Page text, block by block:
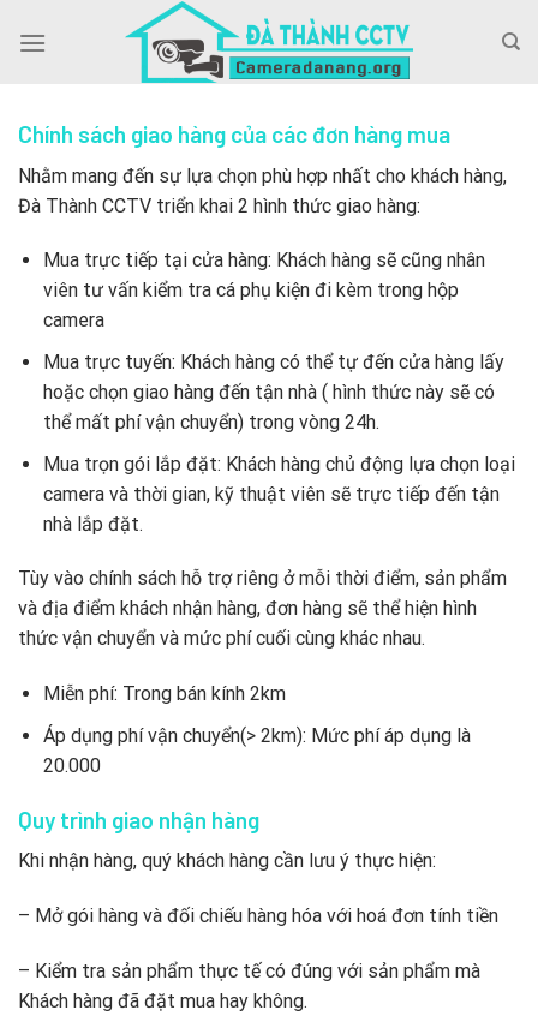
Chính sách giao hàng của các đơn hàng mua
Nhằm mang đến sự lựa chọn phù hợp nhất cho khách hàng,
Đà Thành CCTV triển khai 2 hình thức giao hàng:
Mua trực tiếp tại cửa hàng: Khách hàng sẽ cũng nhân
viên tư vấn kiểm tra cá phụ kiện đi kèm trong hộp
camera
Mua trực tuyến: Khách hàng có thể tự đến cửa hàng lấy
hoặc chọn giao hàng đến tận nhà ( hình thức này sẽ có
thể mất phí vận chuyển) trong vòng 24h.
Mua trọn gói lắp đặt: Khách hàng chủ động lựa chọn loại
camera và thời gian, kỹ thuật viên sẽ trực tiếp đến tận
nhà lắp đặt.
Tùy vào chính sách hỗ trợ riêng ở mỗi thời điểm, sản phẩm
và địa điểm khách nhận hàng, đơn hàng sẽ thể hiện hình
thức vận chuyển và mức phí cuối cùng khác nhau.
Miễn phí: Trong bán kính 2km
Áp dụng phí vận chuyển(> 2km): Mức phí áp dụng là
20.000
Quy trình giao nhận hàng
Khi nhận hàng, quý khách hàng cần lưu ý thực hiện:
– Mở gói hàng và đối chiếu hàng hóa với hoá đơn tính tiền
– Kiểm tra sản phẩm thực tế có đúng với sản phẩm mà
Khách hàng đã đặt mua hay không.